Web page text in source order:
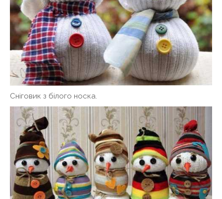
Сніговик з білого носка.